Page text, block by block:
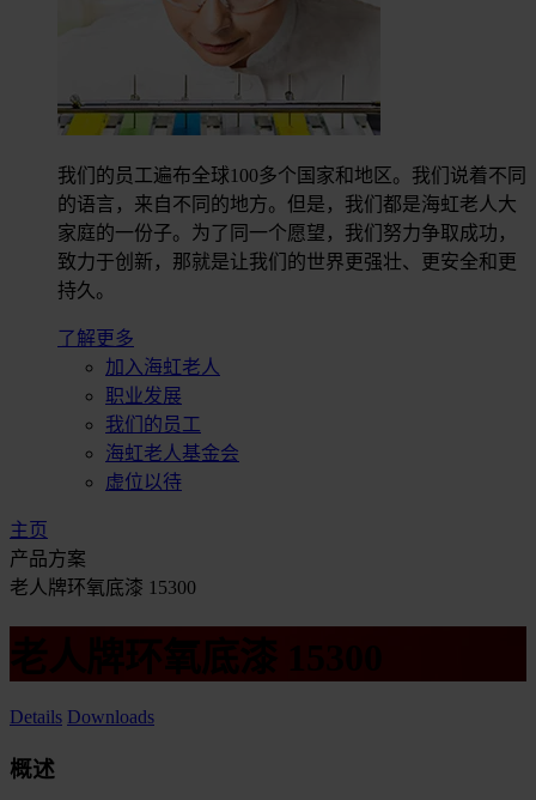
我们的员工遍布全球100多个国家和地区。我们说着不同
的语言，来自不同的地方。但是，我们都是海虹老人大
家庭的一份子。为了同一个愿望，我们努力争取成功，
致力于创新，那就是让我们的世界更强壮、更安全和更
持久。
了解更多
加入海虹老人
职业发展
我们的员工
海虹老人基金会
虚位以待
主页
产品方案
老人牌环氧底漆 15300
老人牌环氧底漆 15300
Details Downloads
概述